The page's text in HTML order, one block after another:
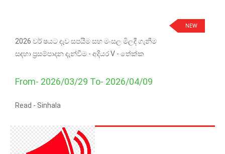
NEW
2026 වර් ෂයට දැව සපයීම සහ මංසල මිලදී ගැනීම
සඳහා ප්‍රසම්පාදන දැන්වීම - අදියර V - තේක්ක
From- 2026/03/29 To- 2026/04/09
Read - Sinhala